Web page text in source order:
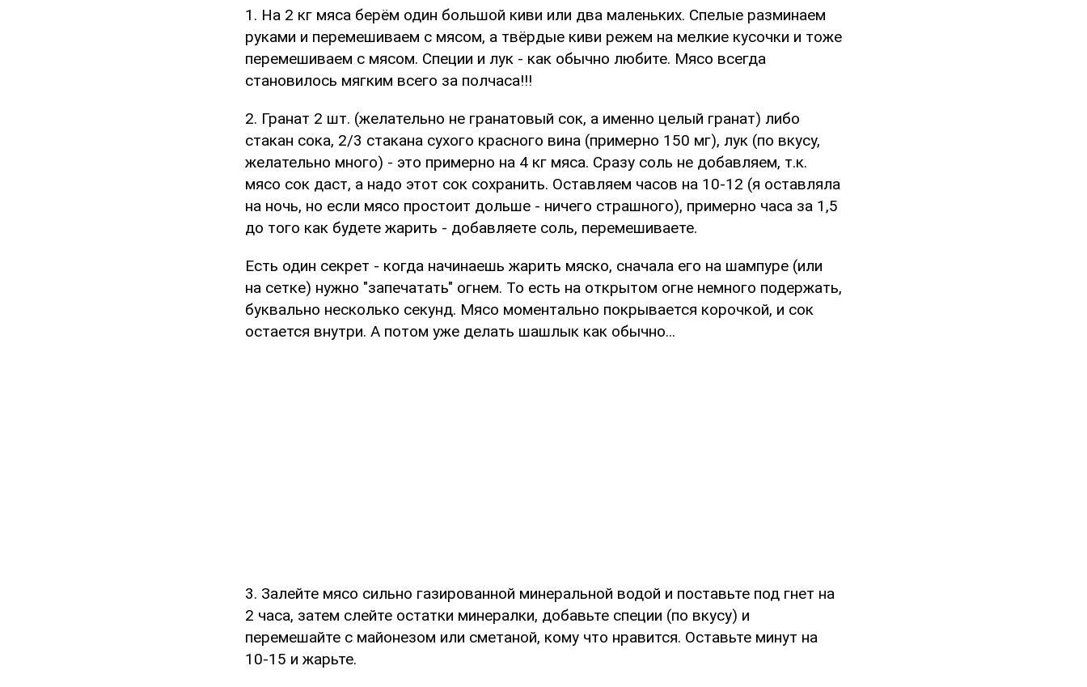
1. На 2 кг мяса берём один большой киви или два маленьких. Спелые разминаем
руками и перемешиваем с мясом, а твёрдые киви режем на мелкие кусочки и тоже
перемешиваем с мясом. Специи и лук - как обычно любите. Мясо всегда
становилось мягким всего за полчаса!!!
2. Гранат 2 шт. (желательно не гранатовый сок, а именно целый гранат) либо
стакан сока, 2/3 стакана сухого красного вина (примерно 150 мг), лук (по вкусу,
желательно много) - это примерно на 4 кг мяса. Сразу соль не добавляем, т.к.
мясо сок даст, а надо этот сок сохранить. Оставляем часов на 10-12 (я оставляла
на ночь, но если мясо простоит дольше - ничего страшного), примерно часа за 1,5
до того как будете жарить - добавляете соль, перемешиваете.
Есть один секрет - когда начинаешь жарить мяско, сначала его на шампуре (или
на сетке) нужно "запечатать" огнем. То есть на открытом огне немного подержать,
буквально несколько секунд. Мясо моментально покрывается корочкой, и сок
остается внутри. А потом уже делать шашлык как обычно...
3. Залейте мясо сильно газированной минеральной водой и поставьте под гнет на
2 часа, затем слейте остатки минералки, добавьте специи (по вкусу) и
перемешайте с майонезом или сметаной, кому что нравится. Оставьте минут на
10-15 и жарьте.